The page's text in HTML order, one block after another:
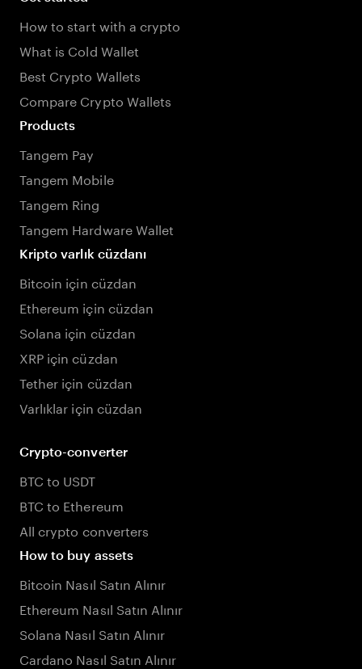
How to start with a crypto
What is Cold Wallet
Best Crypto Wallets
Compare Crypto Wallets
Products
Tangem Pay
Tangem Mobile
Tangem Ring
Tangem Hardware Wallet
Kripto varlık cüzdanı
Bitcoin için cüzdan
Ethereum için cüzdan
Solana için cüzdan
XRP için cüzdan
Tether için cüzdan
Varlıklar için cüzdan
Crypto-converter
BTC to USDT
BTC to Ethereum
All crypto converters
How to buy assets
Bitcoin Nasıl Satın Alınır
Ethereum Nasıl Satın Alınır
Solana Nasıl Satın Alınır
Cardano Nasıl Satın Alınır